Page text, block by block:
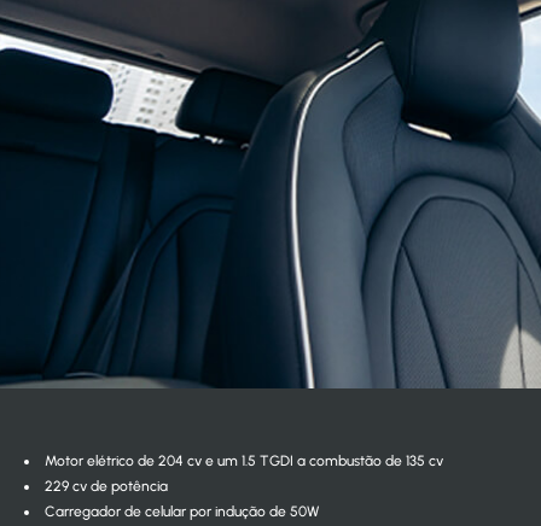
Motor elétrico de 204 cv e um 1.5 TGDI a combustão de 135 cv
229 cv de potência
Carregador de celular por indução de 50W